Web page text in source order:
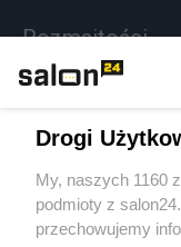
Rozmaitości
Sport
Społeczeństwo
Drogi
My, naszych 1160
podmioty z
przechowujemy